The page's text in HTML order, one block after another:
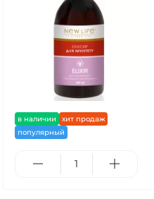
в наличии
хит продаж
популярный